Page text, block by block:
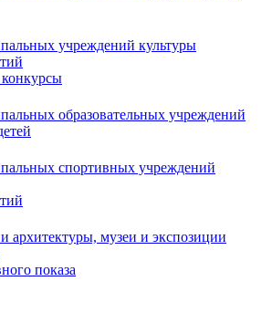
учреждений культуры
образовательных учреждений
спортивных учреждений
архитектуры, музеи и экспозиции
показа